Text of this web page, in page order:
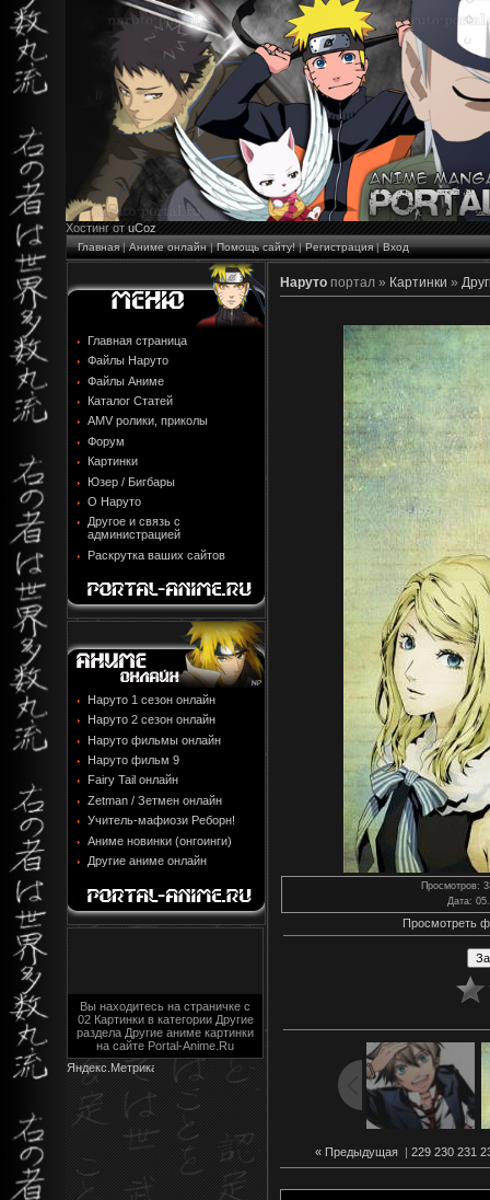
Хостинг от uCoz
Главная|Аниме онлайн|Помощь сайту!|Регистрация|Вход
Главная страница
Файлы Наруто
Файлы Аниме
Каталог Статей
AMV ролики, приколы
Форум
Картинки
Юзер / Бигбары
О Наруто
Другое и связь с
администрацией
Раскрутка ваших сайтов
Наруто 1 сезон онлайн
Наруто 2 сезон онлайн
Наруто фильмы онлайн
Наруто фильм 9
Fairy Tail онлайн
Zetman / Зетмен онлайн
Учитель-мафиози Реборн!
Аниме новинки (онгоинги)
Другие аниме онлайн
Вы находитесь на страничке с
02 Картинки в категории Другие
раздела Другие аниме картинки
на сайте Portal-Anime.Ru
Наруто портал » Картинки »
Просмотров:
Дата:
Просмотреть
« Предыдущая | 229 230 231